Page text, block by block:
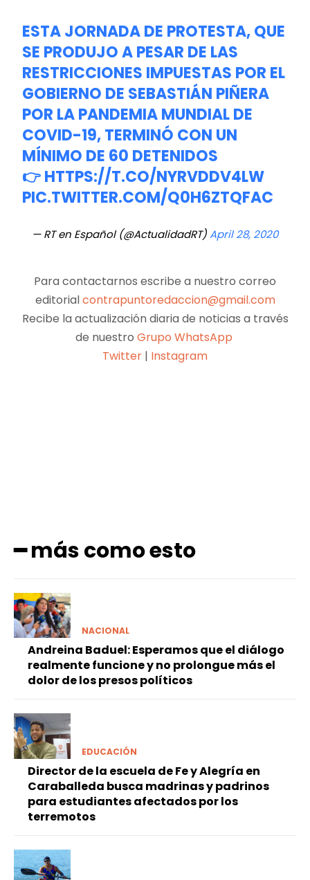
ESTA JORNADA DE PROTESTA, QUE
SE PRODUJO A PESAR DE LAS
RESTRICCIONES IMPUESTAS POR EL
GOBIERNO DE SEBASTIÁN PIÑERA
POR LA PANDEMIA MUNDIAL DE
COVID-19, TERMINÓ CON UN
MÍNIMO DE 60 DETENIDOS
👉HTTPS://T.CO/NYRVDDV4LW
PIC.TWITTER.COM/Q0H6ZTQFAC
— RT en Español (@ActualidadRT)April 28, 2020
Para contactarnos escribe a nuestro correo
editorialcontrapuntoredaccion@gmail.com
Recibe la actualización diaria de noticias a través
de nuestro Grupo WhatsApp
Twitter | Instagram
━ más como esto
NACIONAL
Andreina Baduel: Esperamos que el diálogo
realmente funcione y no prolongue más el
dolor de los presos políticos
EDUCACIÓN
Director de la escuela de Fe y Alegría en
Caraballeda busca madrinas y padrinos
para estudiantes afectados por los
terremotos